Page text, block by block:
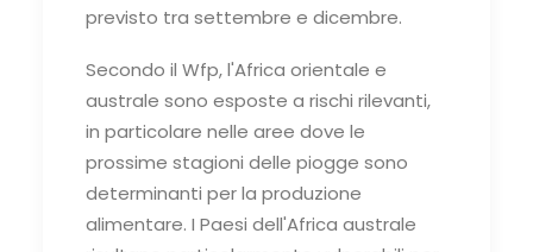
previsto tra settembre e dicembre.
Secondo il Wfp, l'Africa orientale e
australe sono esposte a rischi rilevanti,
in particolare nelle aree dove le
prossime stagioni delle piogge sono
determinanti per la produzione
alimentare. I Paesi dell'Africa australe